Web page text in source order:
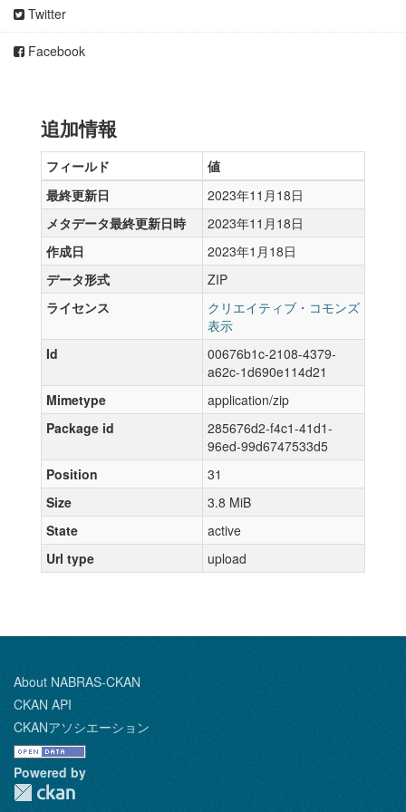
Twitter
Facebook
追加情報
フィールド
値
最終更新日
2023年11月18日
メタデータ最終更新日時
2023年11月18日
作成日
2023年1月18日
データ形式
ZIP
ライセンス
クリエイティブ・コモンズ
表示
Id
00676b1c-2108-4379-
a62c-1d690e114d21
Mimetype
application/zip
Package id
285676d2-f4c1-41d1-
96ed-99d6747533d5
Position
31
Size
3.8 MiB
State
active
Url type
upload
About NABRAS-CKAN
CKAN API
CKANアソシエーション
Powered by